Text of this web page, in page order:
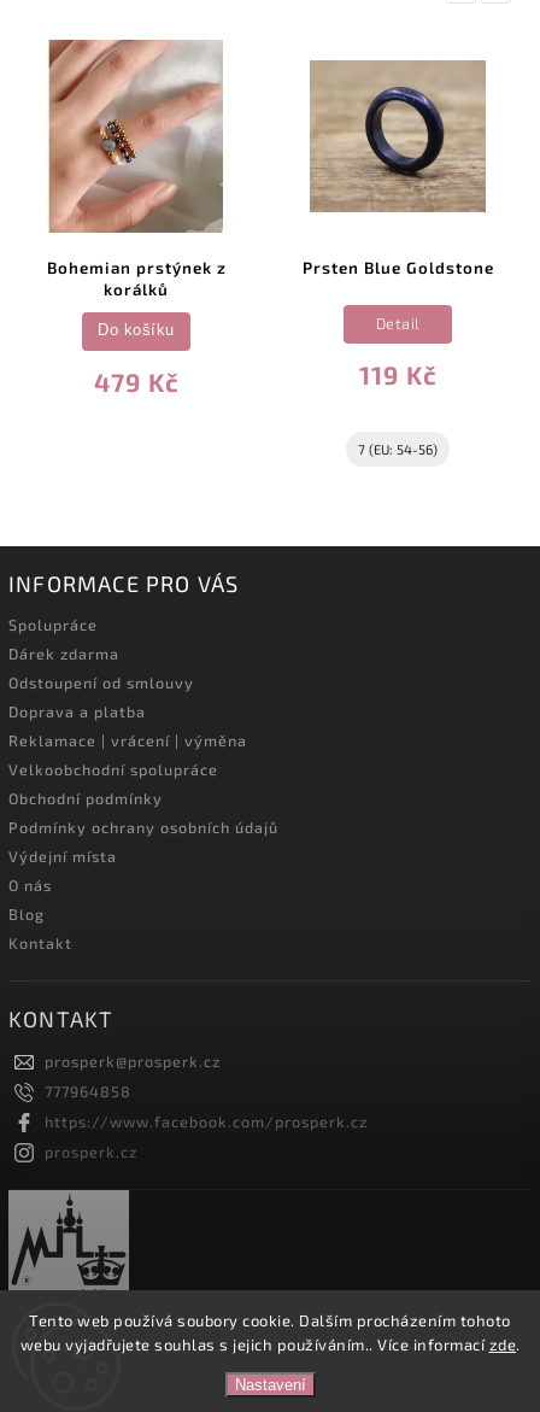
Tento web používá soubory cookie. Dalším procházením tohoto
webu vyjadřujete souhlas s jejich používáním.. Více informacízde.
Nastavení
Bohemian prstýnek z
korálků
479 Kč
Do košíku
Prsten Blue Goldstone
119 Kč
Detail
7 (EU: 54-56)
INFORMACE PRO VÁS
Spolupráce
Dárek zdarma
Odstoupení od smlouvy
Doprava a platba
Reklamace | vrácení | výměna
Velkoobchodní spolupráce
Obchodní podmínky
Podmínky ochrany osobních údajů
Výdejní místa
O nás
Blog
Kontakt
KONTAKT
prosperk@prosperk.cz
777964858
https://www.facebook.com/prosperk.cz
prosperk.cz
Prošperk.cz. Všechna práva vyhrazena.
Shoptet| DesignShoptak.cz.